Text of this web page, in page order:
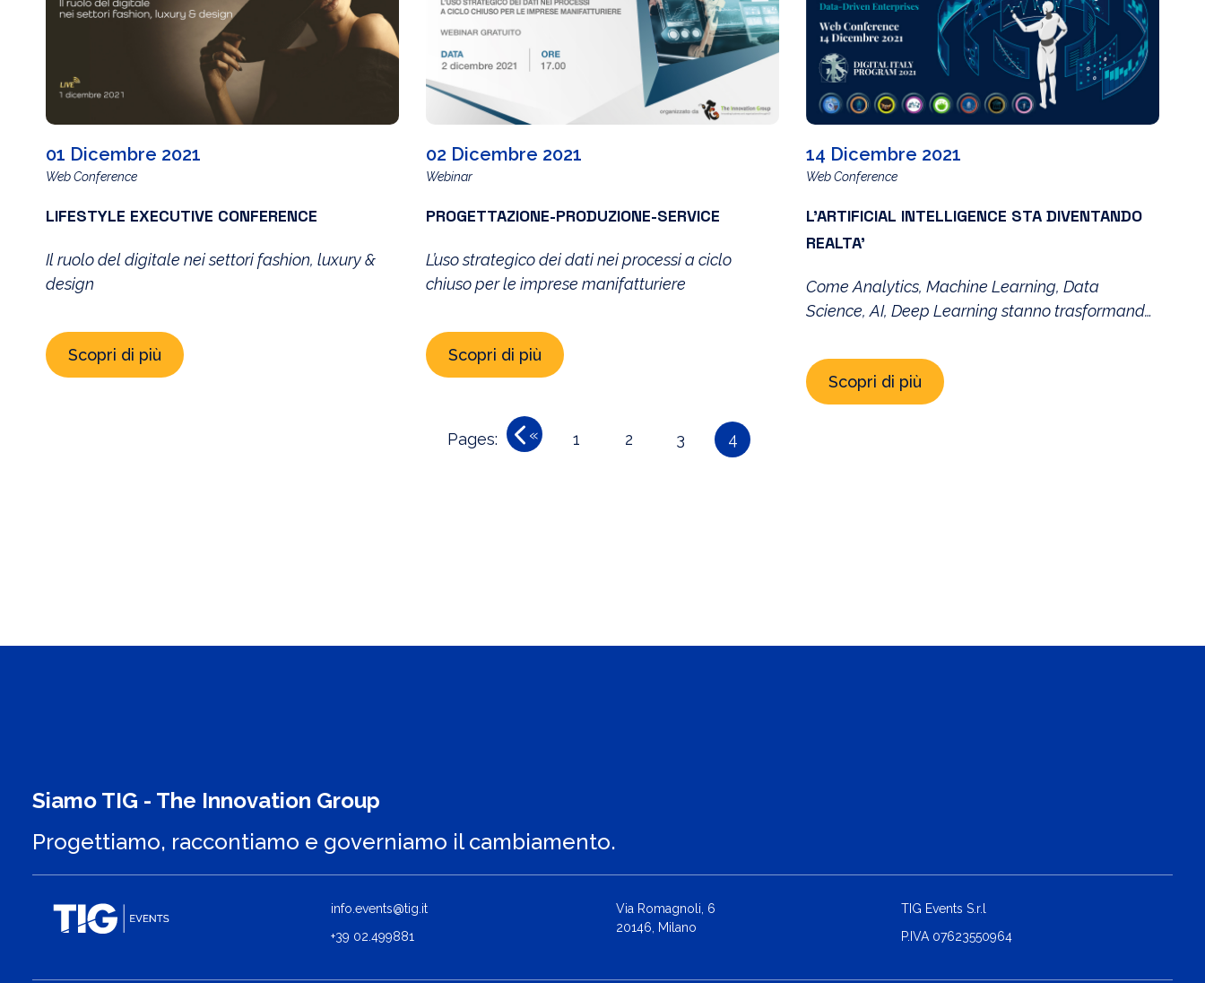
01 Dicembre 2021
Web Conference
LIFESTYLE EXECUTIVE CONFERENCE
Il ruolo del digitale nei settori fashion, luxury &
design
Scopri di più
02 Dicembre 2021
Webinar
PROGETTAZIONE-PRODUZIONE-SERVICE
L’uso strategico dei dati nei processi a ciclo
chiuso per le imprese manifatturiere
Scopri di più
14 Dicembre 2021
Web Conference
L’ARTIFICIAL INTELLIGENCE STA DIVENTANDO
REALTA’
Come Analytics, Machine Learning, Data
Science, AI, Deep Learning stanno trasformando
Scopri di più
Pages: « 1 2 3 4
Siamo TIG - The Innovation Group
Progettiamo, raccontiamo e governiamo il cambiamento.
info.events@tig.it
+39 02.499881
Via Romagnoli, 6
20146, Milano
TIG Events S.r.l
P.IVA 07623550964